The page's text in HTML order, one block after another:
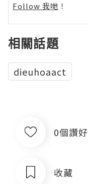
Follow 我哋 ！
相關話題
dieuhoaact
0個讚好
收藏